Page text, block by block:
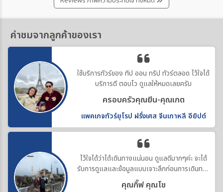
คำชมจากลูกค้าของเรา
ใช้บริการทัวร์ของ ทิป ออน ทริป ทัวร์ตลอด ไว้ใจได้
บริการดี ตอบไว ดูแลให้หมดเลยครับ
ครอบครัวคุณยีน-คุณเกต
แพคเกจทัวร์ยุโรป ฝรั่งเศส จีนเกาหลี อียิปต์
ไว้ใจได้ว่าได้เดินทางแน่นอน ดูแลดีมากๆค่ะ จะได้
รับการดูแลและข้อมูลแบบเจาะลึกก่อนการเดินทาง
ทำให้คอสตูมสวยทุกที่ค่ะ
คุณกิ๊ฟ คุณโช